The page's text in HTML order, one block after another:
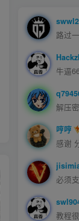
路过
牛逼
解压
哼哼
感谢
必须
教程